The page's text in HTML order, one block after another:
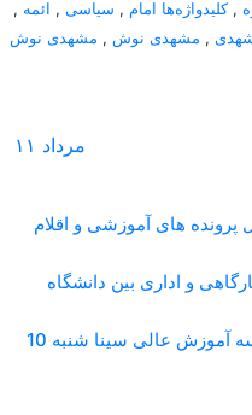
,کلیدواژه‌ها امام , سیاسی , ائمه ,
, مشهدی نوش , مشهدی نوش
۱۱ مرداد
پرونده‌ های آموزشی و اقلام
و اداری بین دانشگاه
کاشان و موسسه آموزش عالی سینا شنبه 10